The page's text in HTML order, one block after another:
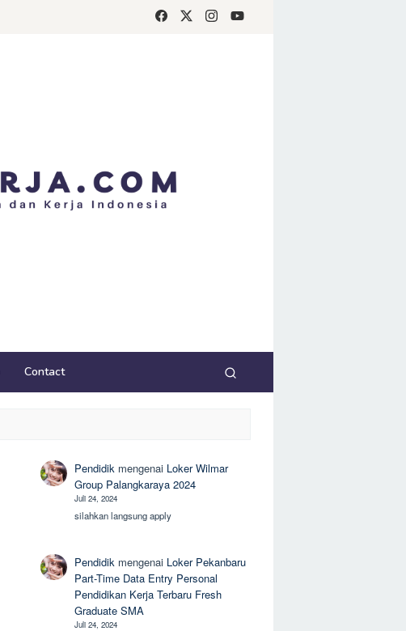
Contact
Pendidik mengenai Loker Wilmar
Group Palangkaraya 2024
Juli 24, 2024
silahkan langsung apply
Pendidik mengenai Loker Pekanbaru
Part-Time Data Entry Personal
Pendidikan Kerja Terbaru Fresh
Graduate SMA
Juli 24, 2024